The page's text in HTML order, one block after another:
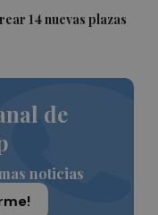
14 nuevas plazas
de
noticias